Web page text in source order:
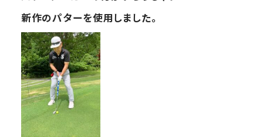
新作のパターを使用しました。